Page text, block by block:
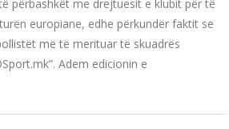
përbashkët me drejtuesit e klubit për të
europiane, edhe përkundër faktit se
më të merituar të skuadrës
Adem edicionin e